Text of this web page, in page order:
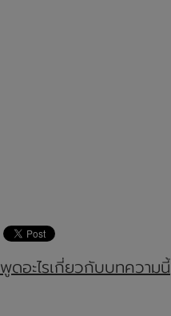
พูดอะไรเกี่ยวกับบทความนี้